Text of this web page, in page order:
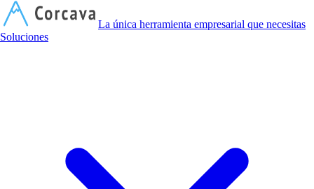
La única herramienta empresarial que necesitas
Soluciones